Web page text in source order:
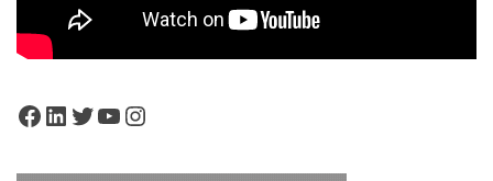
Facebook
LinkedIn
Twitter
YouTube
Instagram